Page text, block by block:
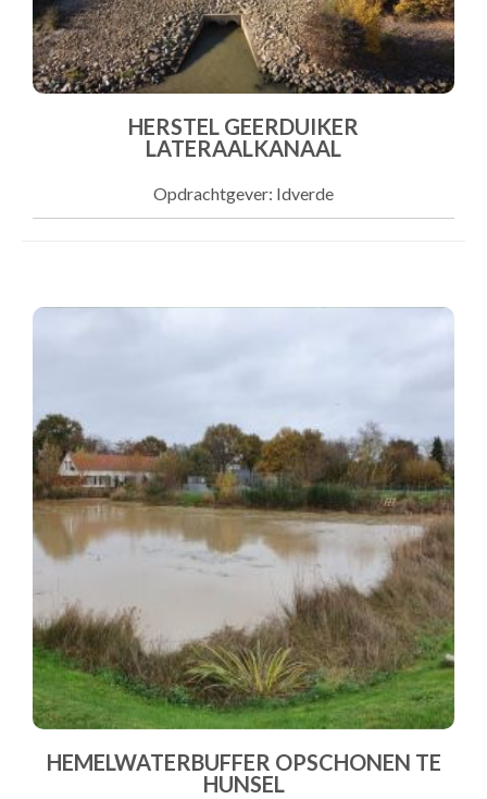
HERSTEL GEERDUIKER
LATERAALKANAAL
Opdrachtgever: Idverde
HEMELWATERBUFFER OPSCHONEN TE
HUNSEL